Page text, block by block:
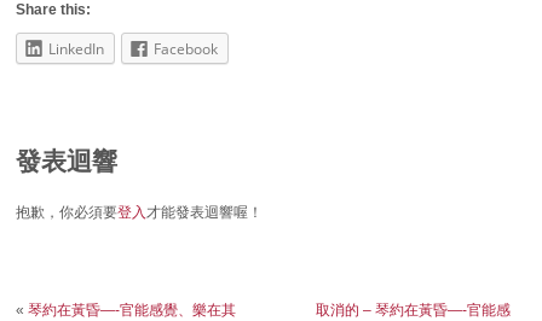
Share this:
LinkedIn Facebook
發表迴響
抱歉，你必須要登入 才能發表迴響喔！
«琴約在黃昏—-官能感覺、樂在其
取消的 – 琴約在黃昏—-官能感